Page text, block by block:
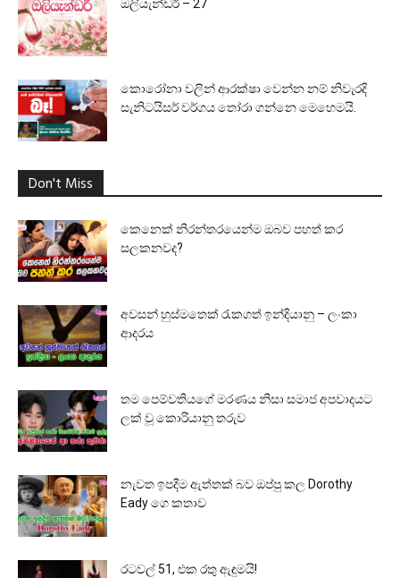
ඔලියැන්ඩර් – 27
කොරෝනා වලින් ආරක්ෂා වෙන්න නම් නිවැරදි
සැනිටයිසර් වර්ගය තෝරා ගන්නෙ මෙහෙමයි.
Don't Miss
කෙනෙක් නිරන්තරයෙන්ම ඔබව පහත් කර
සලකනවද?
අවසන් හුස්මතෙක් රැකගත් ඉන්දියානු – ලංකා
ආදරය
තම පෙම්වතියගේ මරණය නිසා සමාජ අපවාදයට
ලක් වූ කොරියානු තරුව
නැවත ඉපදීම ඇත්තක් බව ඔප්පු කල Dorothy
Eady ගෙ කතාව
රටවල් 51, එක රතු ඇඳුමයි!